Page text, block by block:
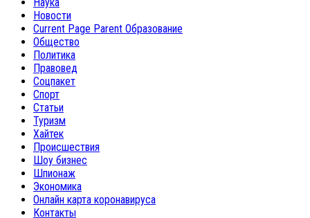
Новости
Current Page Parent Образование
Общество
Политика
Правовед
Соцпакет
Спорт
Статьи
Туризм
Хайтек
Происшествия
Шоу бизнес
Шпионаж
Экономика
Онлайн карта коронавируса
Контакты